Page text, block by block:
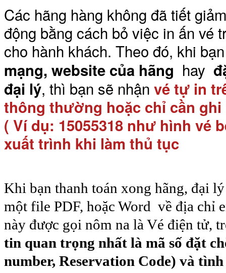
Các hãng hàng không đã tiết
động bằng cách bỏ việc in ấn vé
cho hành khách. Theo đó, khi
mạng, website của hãng hay
đại lý, thì bạn sẽ nhận vé tự in
thông thường hoặc chỉ cần ghi
( Ví dụ: 15055318 như hình vé
xuất trình khi làm thủ tục
Khi bạn thanh toán xong hãng, đại
một file PDF, hoặc Word về địa chỉ
này được gọi nôm na là Vé điện tử,
tin quan trọng nhất là mã số đặt
number, Reservation Code) và